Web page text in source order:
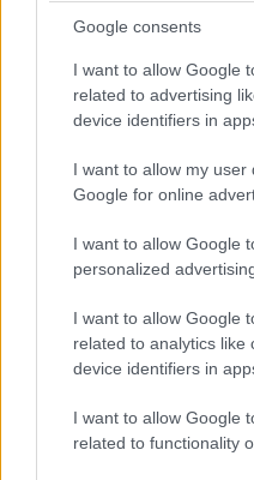
Google consents
I want to allow Google
related to advertising
device identifiers in
I want to allow my user
Google for online
I want to allow Google
personalized
I want to allow Google
related to analytics like
device identifiers in
I want to allow Google
related to functionality